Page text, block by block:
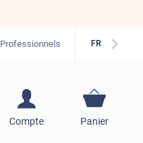
Professionnels FR
Compte
S'inscrire / Se
Panier